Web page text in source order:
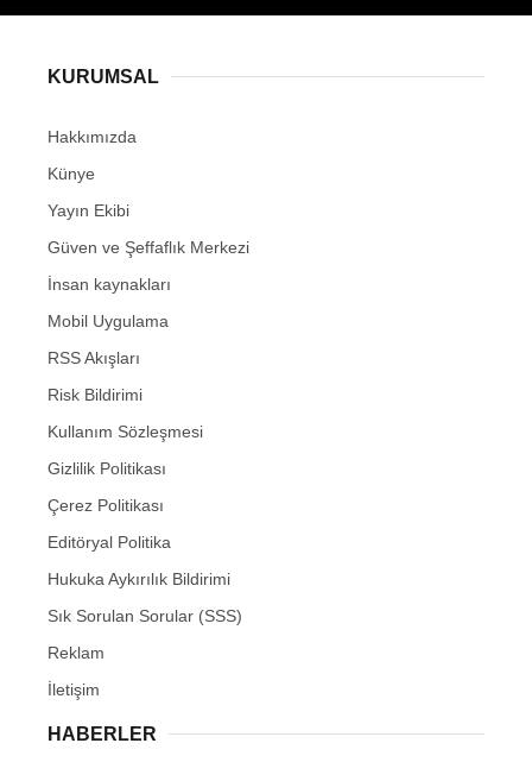
KURUMSAL
Hakkımızda
Künye
Yayın Ekibi
Güven ve Şeffaflık Merkezi
İnsan kaynakları
Mobil Uygulama
RSS Akışları
Risk Bildirimi
Kullanım Sözleşmesi
Gizlilik Politikası
Çerez Politikası
Editöryal Politika
Hukuka Aykırılık Bildirimi
Sık Sorulan Sorular (SSS)
Reklam
İletişim
HABERLER